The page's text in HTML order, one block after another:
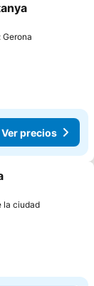
Gerona
Ver precios
la ciudad